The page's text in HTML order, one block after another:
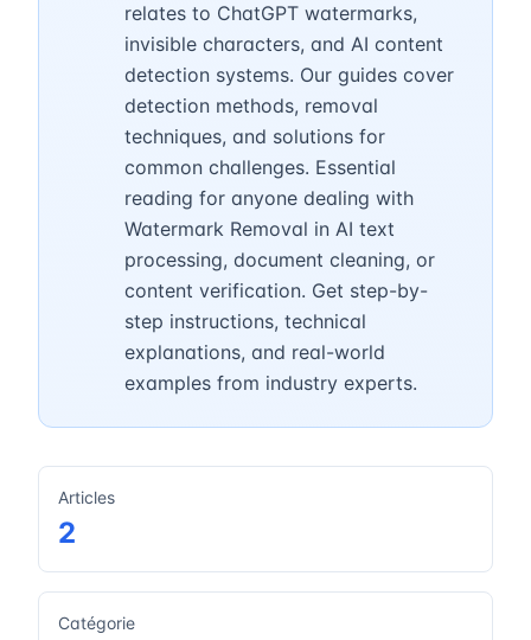
relates to ChatGPT watermarks,
invisible characters, and AI content
detection systems. Our guides cover
detection methods, removal
techniques, and solutions for
common challenges. Essential
reading for anyone dealing with
Watermark Removal in AI text
processing, document cleaning, or
content verification. Get step-by-
step instructions, technical
explanations, and real-world
examples from industry experts.
Articles
2
Catégorie